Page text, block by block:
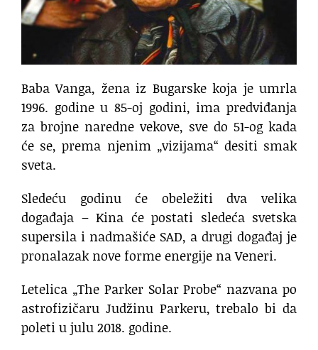
Baba Vanga, žena iz Bugarske koja je umrla
1996. godine u 85-oj godini, ima predviđanja
za brojne naredne vekove, sve do 51-og kada
će se, prema njenim „vizijama“ desiti smak
sveta.
Sledeću godinu će obeležiti dva velika
događaja – Kina će postati sledeća svetska
supersila i nadmašiće SAD, a drugi događaj je
pronalazak nove forme energije na Veneri.
Letelica „The Parker Solar Probe“ nazvana po
astrofizičaru Judžinu Parkeru, trebalo bi da
poleti u julu 2018. godine.